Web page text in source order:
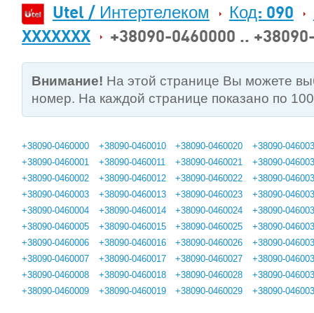
Utel / Интертелеком Код: 090
XXXXXXX
+38090-0460000 ..
Внимание! На этой странице Вы можете
номер. На каждой странице показано по
+38090-0460000
+38090-0460001
+38090-0460002
+38090-0460003
+38090-0460004
+38090-0460005
+38090-0460006
+38090-0460007
+38090-0460008
+38090-0460009
+38090-0460010
+38090-0460011
+38090-0460012
+38090-0460013
+38090-0460014
+38090-0460015
+38090-0460016
+38090-0460017
+38090-0460018
+38090-0460019
+38090-0460020
+38090-0460021
+38090-0460022
+38090-0460023
+38090-0460024
+38090-0460025
+38090-0460026
+38090-0460027
+38090-0460028
+38090-0460029
+38090-
+38090-
+38090-
+38090-
+38090-
+38090-
+38090-
+38090-
+38090-
+38090-